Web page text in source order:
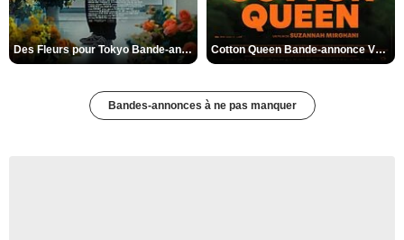
Des Fleurs pour Tokyo Bande-annonce VO STFR Cotton Queen Bande-annonce VO STFR
Bandes-annonces à ne pas manquer